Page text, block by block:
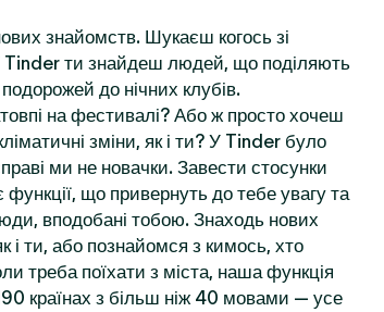
знайомств. Шукаєш когось зі
ти знайдеш людей, що поділяють
до нічних клубів.
на фестивалі? Або ж просто хочеш
зміни, як і ти? У Tinder було
ми не новачки. Завести стосунки
що привернуть до тебе увагу та
вподобані тобою. Знаходь нових
і ти, або познайомся з кимось, хто
треба поїхати з міста, наша функція
країнах з більш ніж 40 мовами — усе